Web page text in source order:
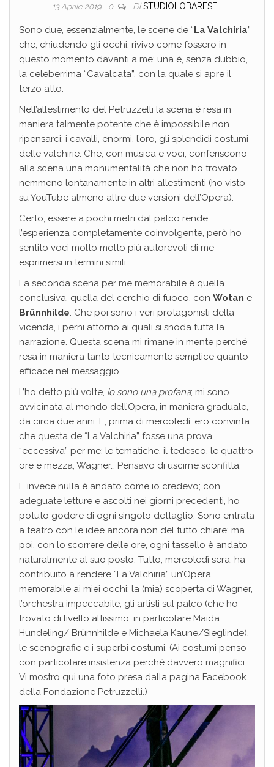
13 Aprile 2019 0 Di STUDIOLOBARESE
Sono due, essenzialmente, le scene de “La Valchiria”
che, chiudendo gli occhi, rivivo come fossero in
questo momento davanti a me: una è, senza dubbio,
la celeberrima “Cavalcata”, con la quale si apre il
terzo atto.
Nell’allestimento del Petruzzelli la scena è resa in
maniera talmente potente che è impossibile non
ripensarci: i cavalli, enormi, l’oro, gli splendidi costumi
delle valchirie. Che, con musica e voci, conferiscono
alla scena una monumentalità che non ho trovato
nemmeno lontanamente in altri allestimenti (ho visto
su YouTube almeno altre due versioni dell’Opera).
Certo, essere a pochi metri dal palco rende
l’esperienza completamente coinvolgente, però ho
sentito voci molto molto più autorevoli di me
esprimersi in termini simili.
La seconda scena per me memorabile è quella
conclusiva, quella del cerchio di fuoco, con Wotan e
Brünnhilde. Che poi sono i veri protagonisti della
vicenda, i perni attorno ai quali si snoda tutta la
narrazione. Questa scena mi rimane in mente perché
resa in maniera tanto tecnicamente semplice quanto
efficace nel messaggio.
L’ho detto più volte, io sono una profana; mi sono
avvicinata al mondo dell’Opera, in maniera graduale,
da circa due anni. E, prima di mercoledì, ero convinta
che questa de “La Valchiria” fosse una prova
“eccessiva” per me: le tematiche, il tedesco, le quattro
ore e mezza, Wagner… Pensavo di uscirne sconfitta.
E invece nulla è andato come io credevo; con
adeguate letture e ascolti nei giorni precedenti, ho
potuto godere di ogni singolo dettaglio. Sono entrata
a teatro con le idee ancora non del tutto chiare: ma
poi, con lo scorrere delle ore, ogni tassello è andato
naturalmente al suo posto. Tutto, mercoledì sera, ha
contribuito a rendere “La Valchiria” un’Opera
memorabile ai miei occhi: la (mia) scoperta di Wagner,
l’orchestra impeccabile, gli artisti sul palco (che ho
trovato di livello altissimo, in particolare Maida
Hundeling/ Brünnhilde e Michaela Kaune/Sieglinde),
le scenografie e i superbi costumi. (Ai costumi penso
con particolare insistenza perché davvero magnifici.
Vi mostro qui una foto presa dalla pagina Facebook
della Fondazione Petruzzelli.)